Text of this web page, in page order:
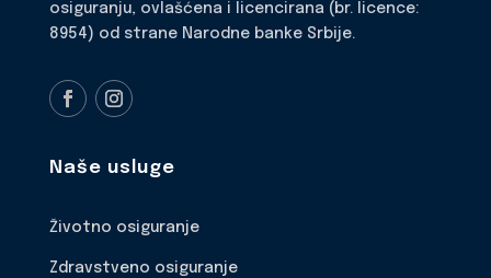
osiguranju, ovlašćena i licencirana (br. licence:
8954) od strane Narodne banke Srbije.
Naše usluge
Životno osiguranje
Zdravstveno osiguranje